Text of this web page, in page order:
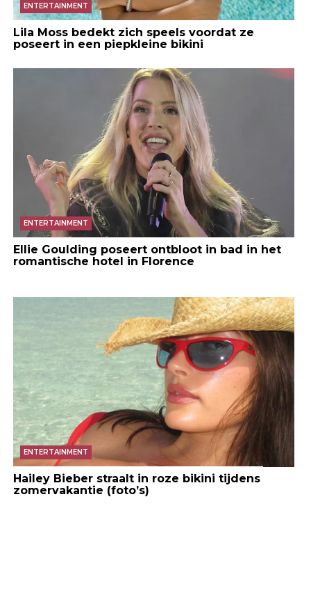
ENTERTAINMENT
Lila Moss bedekt zich speels voordat ze
poseert in een piepkleine bikini
ENTERTAINMENT
Ellie Goulding poseert ontbloot in bad in het
romantische hotel in Florence
ENTERTAINMENT
Hailey Bieber straalt in roze bikini tijdens
zomervakantie (foto’s)